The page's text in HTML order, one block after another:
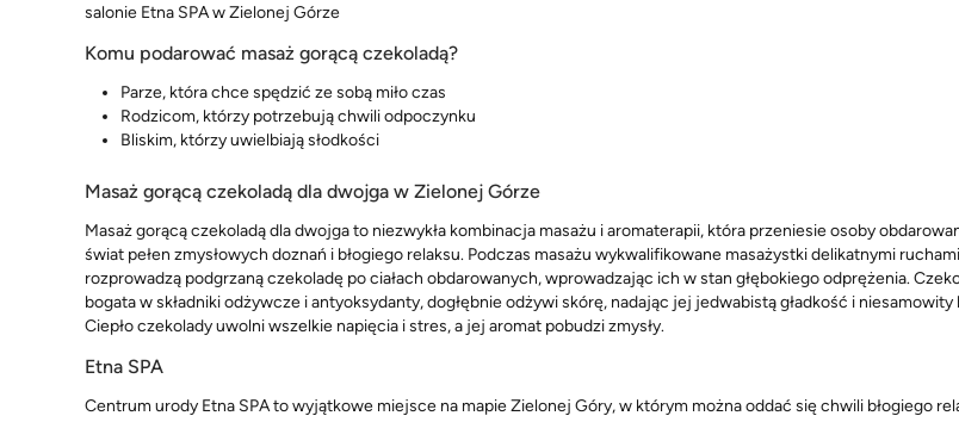
salonie Etna SPA w Zielonej Górze
Komu podarować masaż gorącą czekoladą?
Parze, która chce spędzić ze sobą miło czas
Rodzicom, którzy potrzebują chwili odpoczynku
Bliskim, którzy uwielbiają słodkości
Masaż gorącą czekoladą dla dwojga w Zielonej Górze
Masaż gorącą czekoladą dla dwojga to niezwykła kombinacja masażu i aromaterapii, która przeniesie osoby
świat pełen zmysłowych doznań i błogiego relaksu. Podczas masażu wykwalifikowane masażystki delikatnymi ruchami
rozprowadzą podgrzaną czekoladę po ciałach obdarowanych, wprowadzając ich w stan głębokiego odprężenia.
bogata w składniki odżywcze i antyoksydanty, dogłębnie odżywi skórę, nadając jej jedwabistą gładkość i niesamowity
Ciepło czekolady uwolni wszelkie napięcia i stres, a jej aromat pobudzi zmysły.
Etna SPA
Centrum urody Etna SPA to wyjątkowe miejsce na mapie Zielonej Góry, w którym można oddać się chwili błogiego